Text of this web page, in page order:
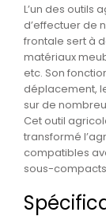
L’un des outils
d’effectuer de
frontale sert à
matériaux
etc. Son
déplacement,
sur de
Cet outil
transformé
compatibles
sous-